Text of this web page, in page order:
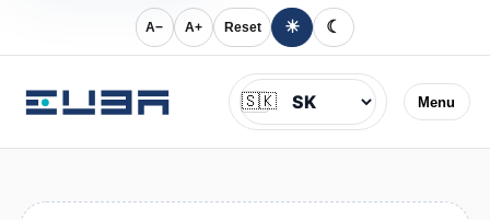
A− A+ Reset ☀ ☾
Menu
Jazyk
🇸🇰